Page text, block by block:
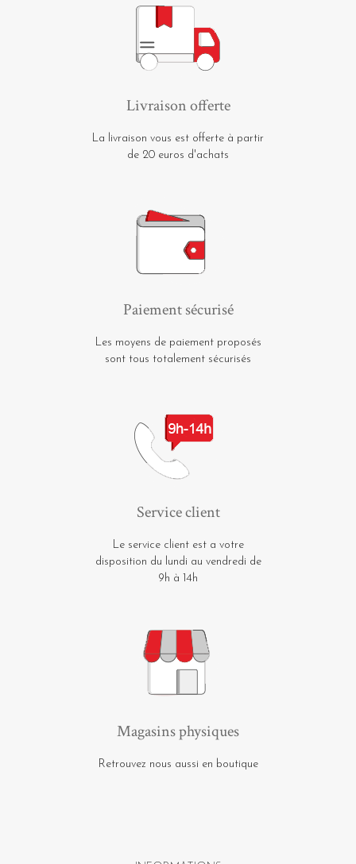
Livraison offerte
La livraison vous est offerte à partir
de 20 euros d'achats
Paiement sécurisé
Les moyens de paiement proposés
sont tous totalement sécurisés
Service client
Le service client est a votre
disposition du lundi au vendredi de
9h à 14h
Magasins physiques
Retrouvez nous aussi en boutique